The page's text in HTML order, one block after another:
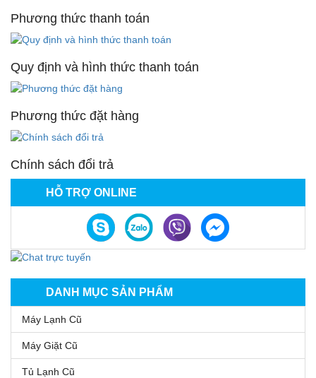
HỖ TRỢ ONLINE
DANH MỤC SẢN PHẨM
Máy Lạnh Cũ
Máy Giặt Cũ
Tủ Lạnh Cũ
Phương thức thanh toán
Quy định và hình thức thanh toán
Phương thức đặt hàng
Chính sách đổi trả